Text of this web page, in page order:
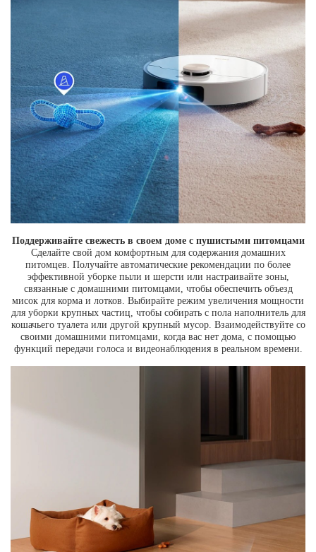
Поддерживайте свежесть в своем доме с пушистыми питомцами
Сделайте свой дом комфортным для содержания домашних
питомцев. Получайте автоматические рекомендации по более
эффективной уборке пыли и шерсти или настраивайте зоны,
связанные с домашними питомцами, чтобы обеспечить объезд
мисок для корма и лотков. Выбирайте режим увеличения мощности
для уборки крупных частиц, чтобы собирать с пола наполнитель для
кошачьего туалета или другой крупный мусор. Взаимодействуйте со
своими домашними питомцами, когда вас нет дома, с помощью
функций передачи голоса и видеонаблюдения в реальном времени.